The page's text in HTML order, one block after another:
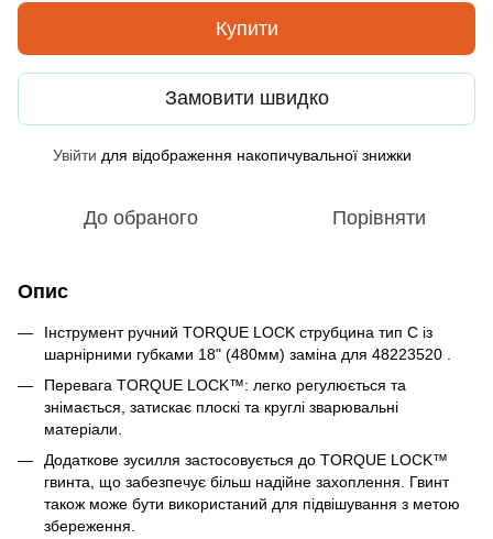
Купити
Замовити швидко
Увійти для відображення накопичувальної знижки
До обраного Порівняти
Опис
Інструмент ручний TORQUE LOCK струбцина тип С із
шарнірними губками 18" (480мм) заміна для 48223520 .
Перевага TORQUE LOCK™: легко регулюється та
знімається, затискає плоскі та круглі зварювальні
матеріали.
Додаткове зусилля застосовується до TORQUE LOCK™
гвинта, що забезпечує більш надійне захоплення. Гвинт
також може бути використаний для підвішування з метою
збереження.